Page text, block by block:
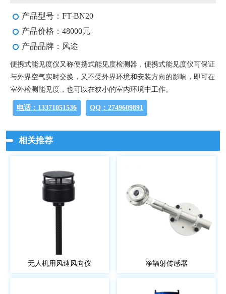
产品型号：FT-BN20
产品价格：48000元
产品品牌：风途
便携式能见度仪又称便携式能见度检测器，便携式能见度仪可保证
与外界空气实时交换，又不受外界环境和安装方向的影响，即可在
室外检测能见度，也可以在狭小的室内环境中工作。
电话：13371051536 QQ：2749609891
相关推荐
无人机用风速风向仪 净辐射传感器